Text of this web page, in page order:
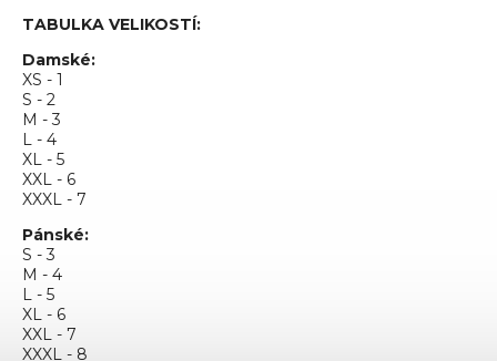
TABULKA VELIKOSTÍ:
Damské:
XS - 1
S - 2
M - 3
L - 4
XL - 5
XXL - 6
XXXL - 7
Pánské:
S - 3
M - 4
L - 5
XL - 6
XXL - 7
XXXL - 8